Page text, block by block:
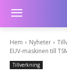
Hem Nyheter
EUV-maskinen till
Tillverkning